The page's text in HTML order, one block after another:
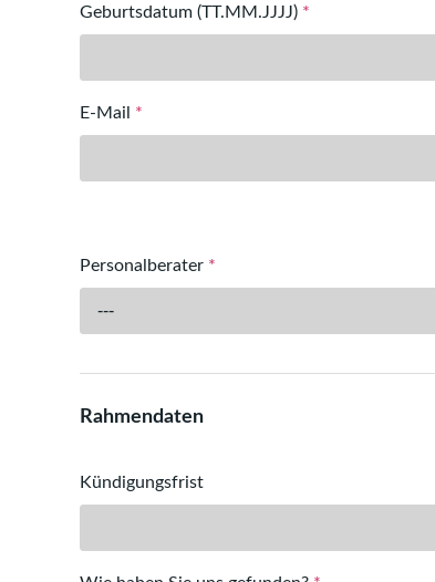
Geburtsdatum (TT.MM.JJJJ) *
E-Mail *
Personalberater *
---
Rahmendaten
Kündigungsfrist